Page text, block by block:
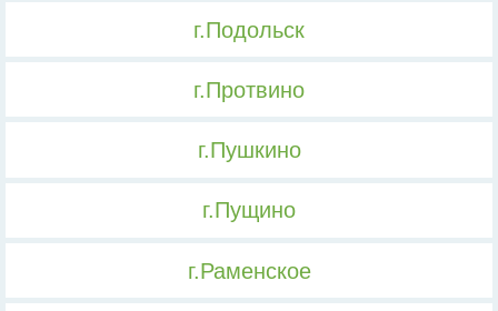
г.Подольск
г.Протвино
г.Пушкино
г.Пущино
г.Раменское